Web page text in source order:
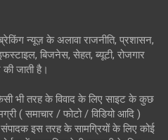
न्यूज़ के अलावा राजनीति, प्रशासन,
बिजनेस, सेहत, ब्यूटी, रोजगार
जाती है।
भी तरह के विवाद के लिए साइट के कुछ
( समाचार / फोटो / विडियो आदि )
इस तरह के सामग्रियों के लिए कोई